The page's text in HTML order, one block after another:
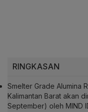
RINGKASAN
Smelter Grade Alumina
Kalimantan Barat akan
September) oleh MIND